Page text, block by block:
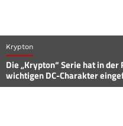
Krypton
Die „Krypton“ Serie hat in der
wichtigen DC-Charakter